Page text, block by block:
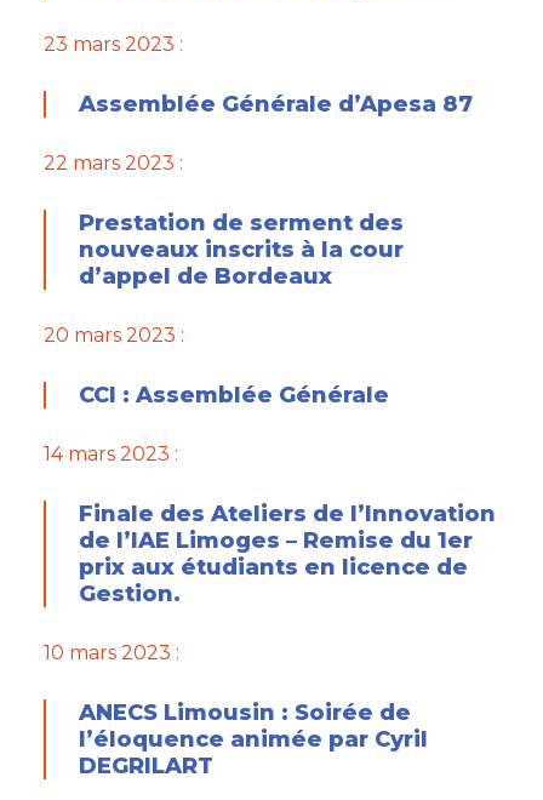
23 mars 2023 :
Assemblée Générale d’Apesa 87
22 mars 2023 :
Prestation de serment des
nouveaux inscrits à la cour
d’appel de Bordeaux
20 mars 2023 :
CCI : Assemblée Générale
14 mars 2023 :
Finale des Ateliers de l’Innovation
de l’IAE Limoges – Remise du 1er
prix aux étudiants en licence de
Gestion.
10 mars 2023 :
ANECS Limousin : Soirée de
l’éloquence animée par Cyril
DEGRILART